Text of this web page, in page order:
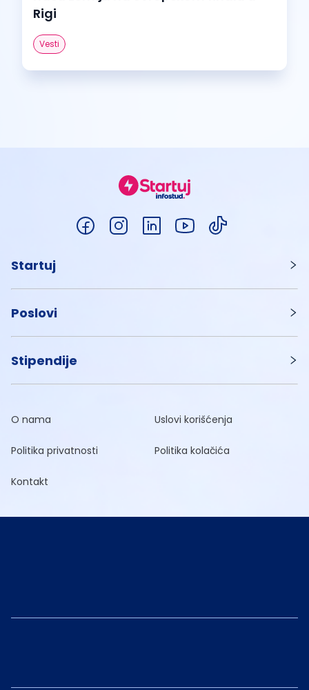
Rigi
Vesti
Startuj
Poslovi
Stipendije
O nama Uslovi korišćenja
Politika privatnosti Politika kolačića
Kontakt